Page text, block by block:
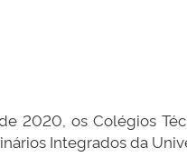
2020, os Colégios
Integrados da